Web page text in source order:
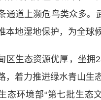
通道上濒危鸟类众多。
本地湿地保护，为全球
生态资源优厚，坐拥
，着力推进绿水青山生
态环境部“第七批生态